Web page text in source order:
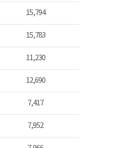
15,794
15,783
11,230
12,690
7,417
7,952